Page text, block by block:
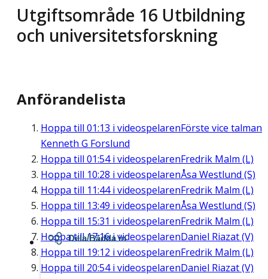
Utgiftsområde 16 Utbildning
och universitetsforskning
Anförandelista
Hoppa till 01:13 i videospelarenFörste vice talman
Kenneth G Forslund
Hoppa till 01:54i videospelarenFredrik Malm (L)
Hoppa till 10:28 i videospelarenÅsa Westlund (S)
Hoppa till 11:44i videospelarenFredrik Malm (L)
Hoppa till 13:49 i videospelarenÅsa Westlund (S)
Hoppa till 15:31 i videospelarenFredrik Malm (L)
Hoppa till17:16i videospelarenDaniel Riazat (V)
Hoppa till 19:12 i videospelarenFredrik Malm (L)
Hoppa till 20:54i videospelarenDaniel Riazat (V)
Dela/Bädda in